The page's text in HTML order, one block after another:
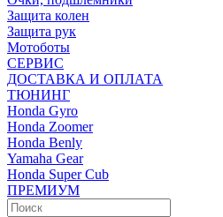
Защита колен
Защита рук
Мотоботы
СЕРВИС
ДОСТАВКА И ОПЛАТА
ТЮНИНГ
Honda Gyro
Honda Zoomer
Honda Benly
Yamaha Gear
Honda Super Cub
ПРЕМИУМ